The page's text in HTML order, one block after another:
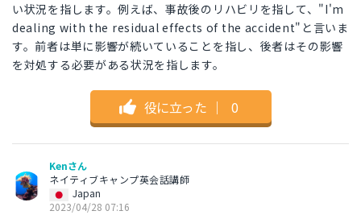
い状況を指します。例えば、事故後のリハビリを指して、"I'm
dealing with the residual effects of the accident"と言いま
す。前者は単に影響が続いていることを指し、後者はその影響
を対処する必要がある状況を指します。
役に立った ｜ 0
Kenさん
ネイティブキャンプ英会話講師
Japan
2023/04/28 07:16